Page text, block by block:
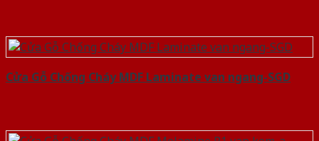
Cửa Gỗ Chống Cháy MDF Laminate van ngang-SGD